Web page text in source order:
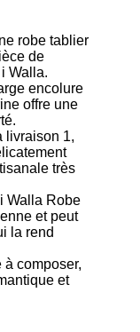
robe tablier
de
Walla.
encolure
offre une
livraison 1,
très
Walla Robe
et peut
la rend
à composer,
et